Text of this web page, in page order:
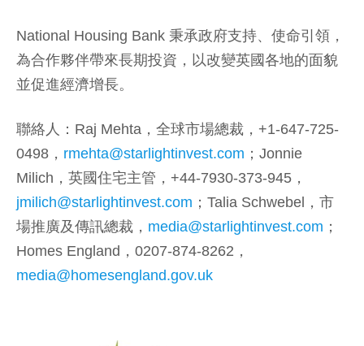
National Housing Bank 秉承政府支持、使命引領，
為合作夥伴帶來長期投資，以改變英國各地的面貌
並促進經濟增長。
聯絡人：Raj Mehta，全球市場總裁，+1-647-725-
0498， rmehta@starlightinvest.com ；Jonnie
Milich，英國住宅主管，+44-7930-373-945，
jmilich@starlightinvest.com ；Talia Schwebel，市
場推廣及傳訊總裁， media@starlightinvest.com ；
Homes England，0207-874-8262，
media@homesengland.gov.uk